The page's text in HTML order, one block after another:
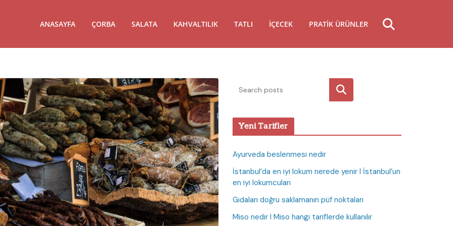
ANASAYFA ÇORBA SALATA KAHVALTILIK TATLI İÇECEK PRATIK ÜRÜNLER
Ara
Yeni Tarifler
Ayurveda beslenmesi nedir
İstanbul’da en iyi lokum nerede yenir I İstanbul’un
en iyi lokumcuları
Gıdaları doğru saklamanın püf noktaları
Miso nedir I Miso hangi tariflerde kullanılır